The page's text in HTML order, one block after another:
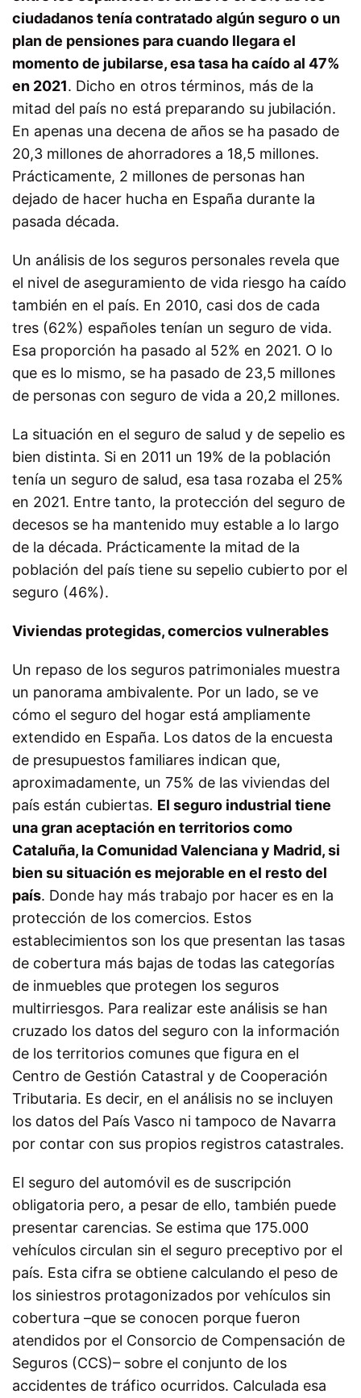
ciudadanos tenía contratado algún seguro o un
plan de pensiones para cuando llegara el
momento de jubilarse, esa tasa ha caído al 47%
en 2021. Dicho en otros términos, más de la
mitad del país no está preparando su jubilación.
En apenas una decena de años se ha pasado de
20,3 millones de ahorradores a 18,5 millones.
Prácticamente, 2 millones de personas han
dejado de hacer hucha en España durante la
pasada década.
Un análisis de los seguros personales revela que
el nivel de aseguramiento de vida riesgo ha caído
también en el país. En 2010, casi dos de cada
tres (62%) españoles tenían un seguro de vida.
Esa proporción ha pasado al 52% en 2021. O lo
que es lo mismo, se ha pasado de 23,5 millones
de personas con seguro de vida a 20,2 millones.
La situación en el seguro de salud y de sepelio es
bien distinta. Si en 2011 un 19% de la población
tenía un seguro de salud, esa tasa rozaba el 25%
en 2021. Entre tanto, la protección del seguro de
decesos se ha mantenido muy estable a lo largo
de la década. Prácticamente la mitad de la
población del país tiene su sepelio cubierto por el
seguro (46%).
Viviendas protegidas, comercios vulnerables
Un repaso de los seguros patrimoniales muestra
un panorama ambivalente. Por un lado, se ve
cómo el seguro del hogar está ampliamente
extendido en España. Los datos de la encuesta
de presupuestos familiares indican que,
aproximadamente, un 75% de las viviendas del
país están cubiertas. El seguro industrial tiene
una gran aceptación en territorios como
Cataluña, la Comunidad Valenciana y Madrid, si
bien su situación es mejorable en el resto del
país. Donde hay más trabajo por hacer es en la
protección de los comercios. Estos
establecimientos son los que presentan las tasas
de cobertura más bajas de todas las categorías
de inmuebles que protegen los seguros
multirriesgos. Para realizar este análisis se han
cruzado los datos del seguro con la información
de los territorios comunes que figura en el
Centro de Gestión Catastral y de Cooperación
Tributaria. Es decir, en el análisis no se incluyen
los datos del País Vasco ni tampoco de Navarra
por contar con sus propios registros catastrales.
El seguro del automóvil es de suscripción
obligatoria pero, a pesar de ello, también puede
presentar carencias. Se estima que 175.000
vehículos circulan sin el seguro preceptivo por el
país. Esta cifra se obtiene calculando el peso de
los siniestros protagonizados por vehículos sin
cobertura –que se conocen porque fueron
atendidos por el Consorcio de Compensación de
Seguros (CCS)– sobre el conjunto de los
accidentes de tráfico ocurridos. Calculada esa